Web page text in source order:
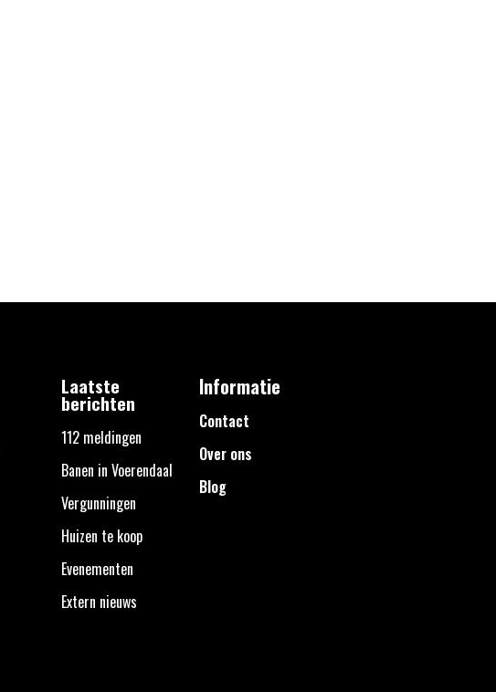
Laatste
berichten
112 meldingen
Banen in Voerendaal
Vergunningen
Huizen te koop
Evenementen
Extern nieuws
Informatie
Contact
Over ons
Blog